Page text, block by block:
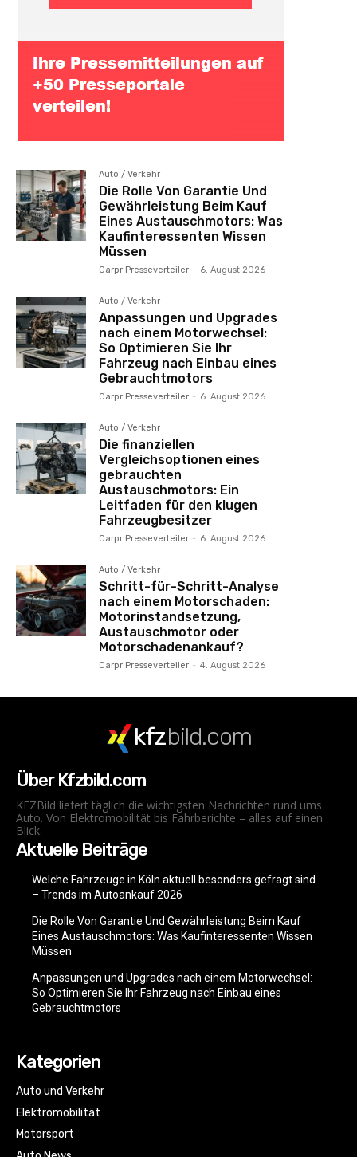
Auto / Verkehr
Die Rolle Von Garantie Und
Gewährleistung Beim Kauf
Eines Austauschmotors: Was
Kaufinteressenten Wissen
Müssen
Carpr Presseverteiler - 6. August 2026
Auto / Verkehr
Anpassungen und Upgrades
nach einem Motorwechsel:
So Optimieren Sie Ihr
Fahrzeug nach Einbau eines
Gebrauchtmotors
Carpr Presseverteiler - 6. August 2026
Auto / Verkehr
Die finanziellen
Vergleichsoptionen eines
gebrauchten
Austauschmotors: Ein
Leitfaden für den klugen
Fahrzeugbesitzer
Carpr Presseverteiler - 6. August 2026
Auto / Verkehr
Schritt-für-Schritt-Analyse
nach einem Motorschaden:
Motorinstandsetzung,
Austauschmotor oder
Motorschadenankauf?
Carpr Presseverteiler - 4. August 2026
kfzbild.com
Über Kfzbild.com
KFZBild liefert täglich die wichtigsten Nachrichten rund ums
Auto. Von Elektromobilität bis Fahrberichte – alles auf einen
Blick.
Aktuelle Beiträge
Welche Fahrzeuge in Köln aktuell besonders gefragt sind
– Trends im Autoankauf 2026
Die Rolle Von Garantie Und Gewährleistung Beim Kauf
Eines Austauschmotors: Was Kaufinteressenten Wissen
Müssen
Anpassungen und Upgrades nach einem Motorwechsel:
So Optimieren Sie Ihr Fahrzeug nach Einbau eines
Gebrauchtmotors
Kategorien
Auto und Verkehr
Elektromobilität
Motorsport